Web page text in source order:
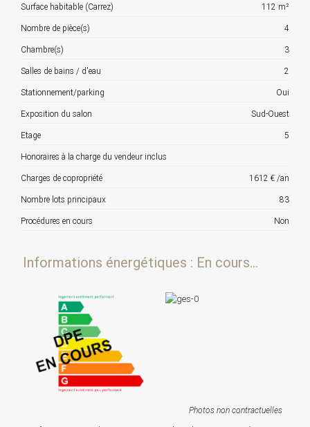
Surface habitable (Carrez) 112 m²
Nombre de pièce(s) 4
Chambre(s) 3
Salles de bains / d'eau 2
Stationnement/parking Oui
Exposition du salon Sud-Ouest
Etage 5
Honoraires à la charge du vendeur inclus
Charges de copropriété 1612 € /an
Nombre lots principaux 83
Procédures en cours Non
Informations énergétiques : En cours...
Photos non contractuelles